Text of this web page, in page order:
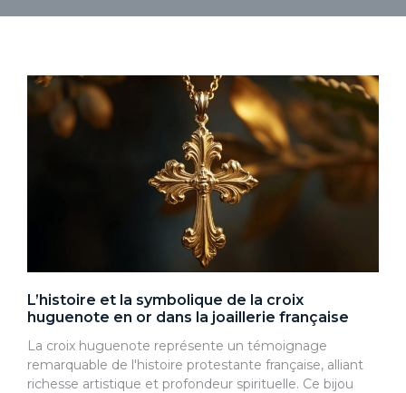
L’histoire et la symbolique de la croix
huguenote en or dans la joaillerie française
La croix huguenote représente un témoignage
remarquable de l'histoire protestante française, alliant
richesse artistique et profondeur spirituelle. Ce bijou